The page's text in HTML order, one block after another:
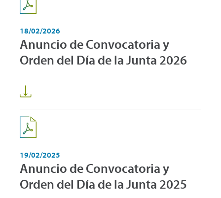
18/02/2026
Anuncio de Convocatoria y
Orden del Día de la Junta 2026
19/02/2025
Anuncio de Convocatoria y
Orden del Día de la Junta 2025